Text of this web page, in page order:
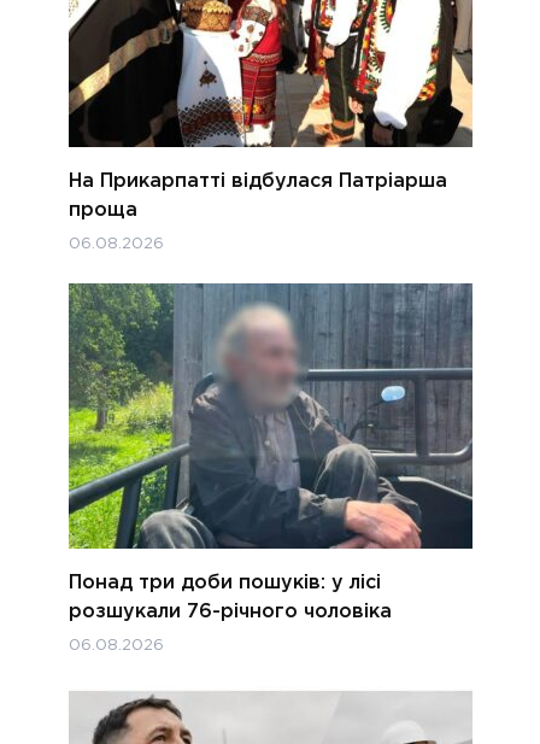
На Прикарпатті відбулася Патріарша
проща
06.08.2026
Понад три доби пошуків: у лісі
розшукали 76-річного чоловіка
06.08.2026